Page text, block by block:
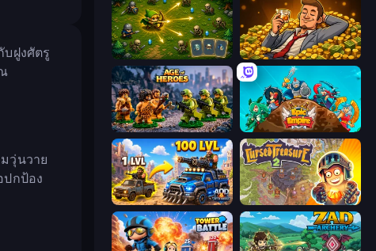
บฝูงศัตรู
วุ่นวาย
กป้อง
Tiny Ranger Idle Billionaire Tycoon
Age of Heroes Epic Empire: Tower Defense
AOD - Art Of Defense Cursed Treasure 2